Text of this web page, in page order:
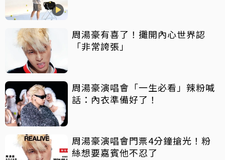
周湯豪有喜了！攤開內心世界認
「非常誇張」
周湯豪演唱會「一生必看」辣粉喊
話：內衣準備好了！
周湯豪演唱會門票4分鐘搶光！粉
絲想要嘉賓他不忍了